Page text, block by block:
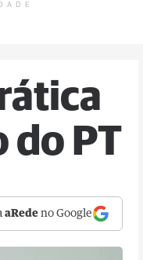
do PT
aRede no Google